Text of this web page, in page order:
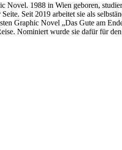
Novel. 1988 in Wien geboren,
Seit 2019 arbeitet sie als
Graphic Novel „Das Gute am
Nominiert wurde sie dafür für